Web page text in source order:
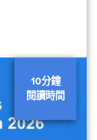
10分鐘
閱讀時間